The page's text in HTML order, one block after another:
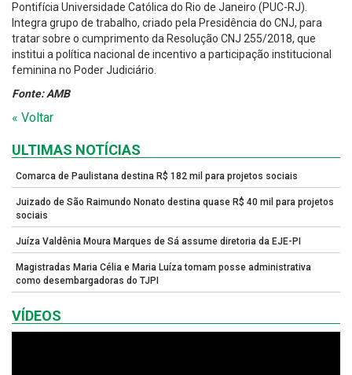
Pontifícia Universidade Católica do Rio de Janeiro (PUC-RJ).
Integra grupo de trabalho, criado pela Presidência do CNJ, para
tratar sobre o cumprimento da Resolução CNJ 255/2018, que
institui a política nacional de incentivo a participação institucional
feminina no Poder Judiciário.
Fonte: AMB
« Voltar
ULTIMAS NOTÍCIAS
Comarca de Paulistana destina R$ 182 mil para projetos sociais
Juizado de São Raimundo Nonato destina quase R$ 40 mil para projetos
sociais
Juíza Valdênia Moura Marques de Sá assume diretoria da EJE-PI
Magistradas Maria Célia e Maria Luíza tomam posse administrativa
como desembargadoras do TJPI
VÍDEOS